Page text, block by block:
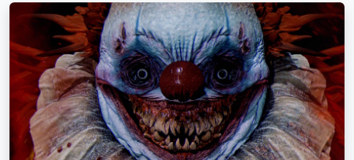
DEVOUR: Sneak Peek zur neuen